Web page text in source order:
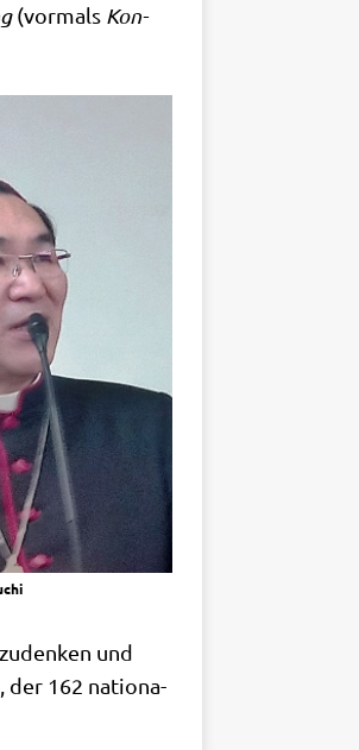
(vor­mals Kon­
und
der 162 natio­na­